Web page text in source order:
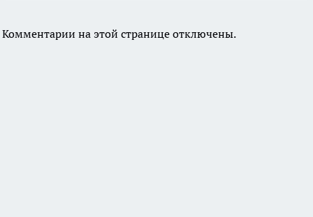
Комментарии на этой странице отключены.